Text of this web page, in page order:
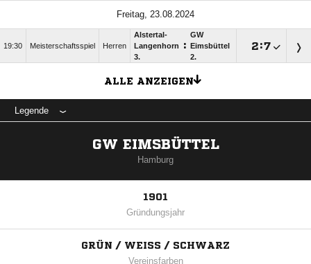
Freitag, 23.08.2024
19:30 Meisterschaftsspiel Herren
Alstertal-
Langenhorn
3.
:
GW
Eimsbüttel
2.
:
ALLE ANZEIGEN
Legende
GW EIMSBÜTTEL
Hamburg
1901
Gründungsjahr
GRÜN / WEISS / SCHWARZ
Vereinsfarben